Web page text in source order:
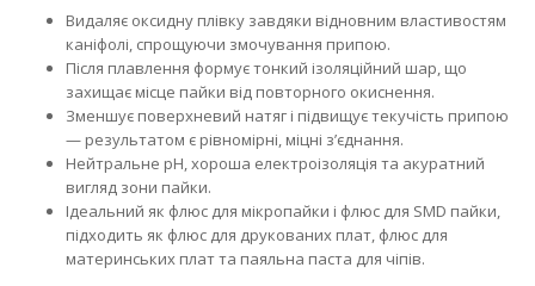
Видаляє оксидну плівку завдяки відновним властивостям
каніфолі, спрощуючи змочування припою.
Після плавлення формує тонкий ізоляційний шар, що
захищає місце пайки від повторного окиснення.
Зменшує поверхневий натяг і підвищує текучість припою
— результатом є рівномірні, міцні з’єднання.
Нейтральне pH, хороша електроізоляція та акуратний
вигляд зони пайки.
Ідеальний як флюс для мікропайки і флюс для SMD пайки,
підходить як флюс для друкованих плат, флюс для
материнських плат та паяльна паста для чіпів.